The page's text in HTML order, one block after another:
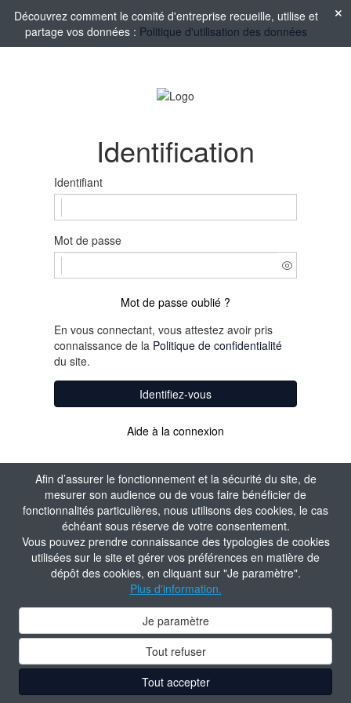
Afin d’assurer le fonctionnement et la sécurité du site, de
mesurer son audience ou de vous faire bénéficier de
fonctionnalités particulières, nous utilisons des cookies, le cas
échéant sous réserve de votre consentement.
Vous pouvez prendre connaissance des typologies de cookies
utilisées sur le site et gérer vos préférences en matière de
dépôt des cookies, en cliquant sur "Je paramètre".
Plus d'information.
Je paramètre
Tout refuser
Tout accepter
Découvrez comment le comité d'entreprise recueille, utilise et
partage vos données : Politique d'utilisation des données
Identification
Identifiant
Mot de passe
Mot de passe oublié ?
En vous connectant, vous attestez avoir pris
connaissance de la Politique de confidentialité
du site.
Identifiez-vous
Aide à la connexion